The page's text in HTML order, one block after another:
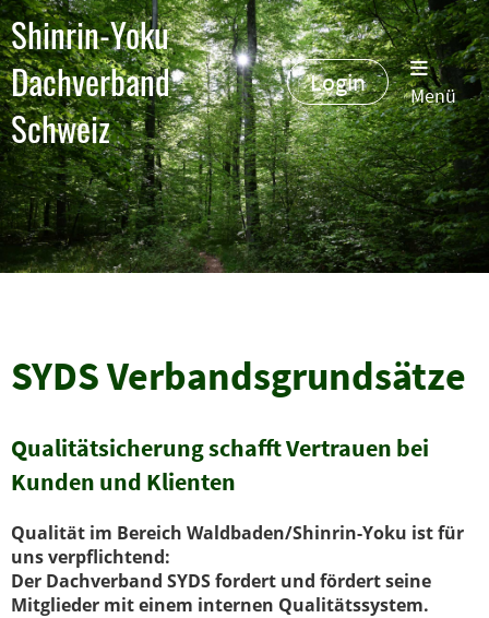
Shinrin-Yoku
Dachverband
Schweiz
Login Menü
SYDS Verbandsgrundsätze
Qualitätsicherung schafft Vertrauen bei
Kunden und Klienten
Qualität im Bereich Waldbaden/Shinrin-Yoku ist für
uns verpflichtend:
Der Dachverband SYDS fordert und fördert seine
Mitglieder mit einem internen Qualitätssystem.